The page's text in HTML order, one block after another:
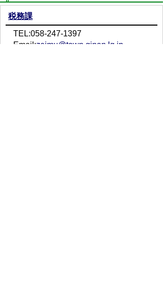
税務課
TEL:058-247-1397
Email:zeimu@town.ginan.lg.jp